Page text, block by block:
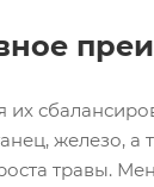
их
железо, а
травы.